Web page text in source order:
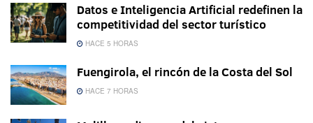
Datos e Inteligencia Artificial redefinen la
competitividad del sector turístico
HACE 5 HORAS
Fuengirola, el rincón de la Costa del Sol
HACE 7 HORAS